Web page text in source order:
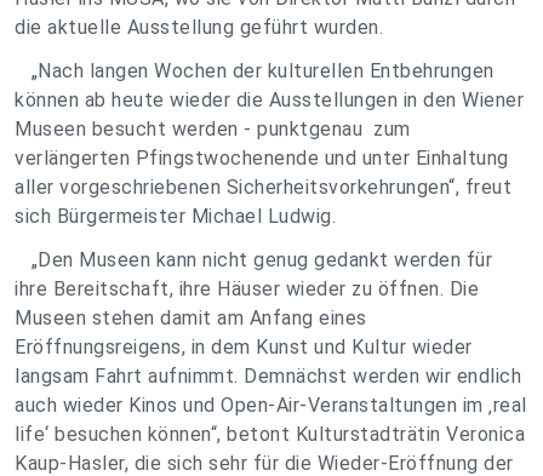
die aktuelle Ausstellung geführt wurden.
„Nach langen Wochen der kulturellen Entbehrungen
können ab heute wieder die Ausstellungen in den Wiener
Museen besucht werden - punktgenau zum
verlängerten Pfingstwochenende und unter Einhaltung
aller vorgeschriebenen Sicherheitsvorkehrungen“, freut
sich Bürgermeister Michael Ludwig.
„Den Museen kann nicht genug gedankt werden für
ihre Bereitschaft, ihre Häuser wieder zu öffnen. Die
Museen stehen damit am Anfang eines
Eröffnungsreigens, in dem Kunst und Kultur wieder
langsam Fahrt aufnimmt. Demnächst werden wir endlich
auch wieder Kinos und Open-Air-Veranstaltungen im ‚real
life‘ besuchen können“, betont Kulturstadträtin Veronica
Kaup-Hasler, die sich sehr für die Wieder-Eröffnung der